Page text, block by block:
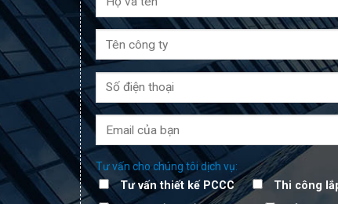
Tư vấn cho chúng tôi dịch vụ:
Tư vấn thiết kế PCCC
Thi công